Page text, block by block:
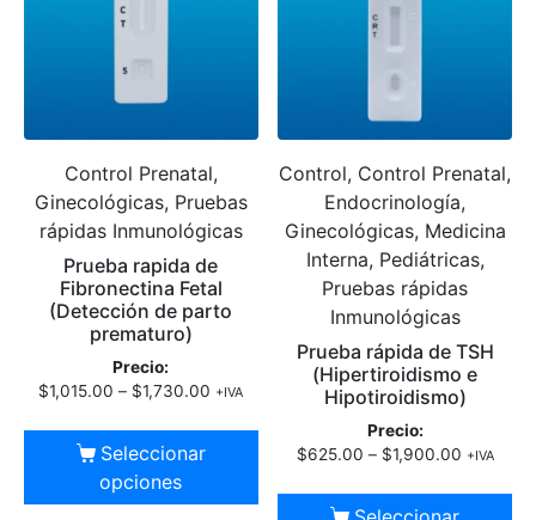
Control Prenatal,
Ginecológicas, Pruebas
rápidas Inmunológicas
Prueba rapida de
Fibronectina Fetal
(Detección de parto
prematuro)
Precio:
$1,015.00 – $1,730.00 +IVA
Seleccionar
opciones
Control, Control Prenatal,
Endocrinología,
Ginecológicas, Medicina
Interna, Pediátricas,
Pruebas rápidas
Inmunológicas
Prueba rápida de TSH
(Hipertiroidismo e
Hipotiroidismo)
Precio:
$625.00 – $1,900.00 +IVA